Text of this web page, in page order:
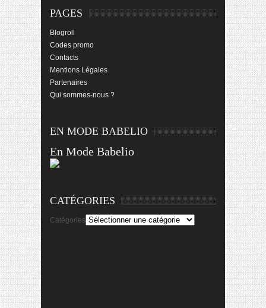
PAGES
Blogroll
Codes promo
Contacts
Mentions Légales
Partenaires
Qui sommes-nous ?
EN MODE BABELIO
En Mode Babelio
CATÉGORIES
Catégories